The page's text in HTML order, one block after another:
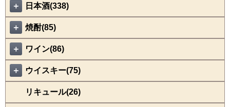
＋ 日本酒(338)
＋ 焼酎(85)
＋ ワイン(86)
＋ ウイスキー(75)
リキュール(26)